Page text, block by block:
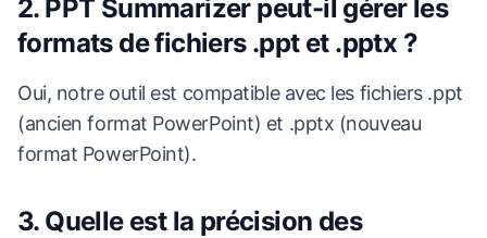
2. PPT Summarizer peut-il gérer les
formats de fichiers .ppt et .pptx ?
Oui, notre outil est compatible avec les fichiers .ppt
(ancien format PowerPoint) et .pptx (nouveau
format PowerPoint).
3. Quelle est la précision des